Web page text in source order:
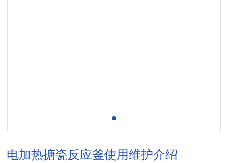
电加热搪瓷反应釜使用维护介绍